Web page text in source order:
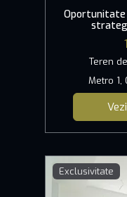
Oportunitate
Teren
Metro 1,
Exclusivitate